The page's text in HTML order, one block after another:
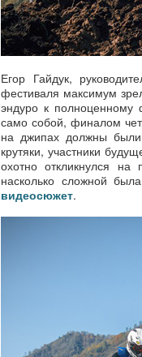
Егор Гайдук,
фестиваля максимум
эндуро к полноценному
само собой, финалом
на джипах должны были
крутяки, участники
охотно откликнулся на
насколько сложной
видеосюжет.